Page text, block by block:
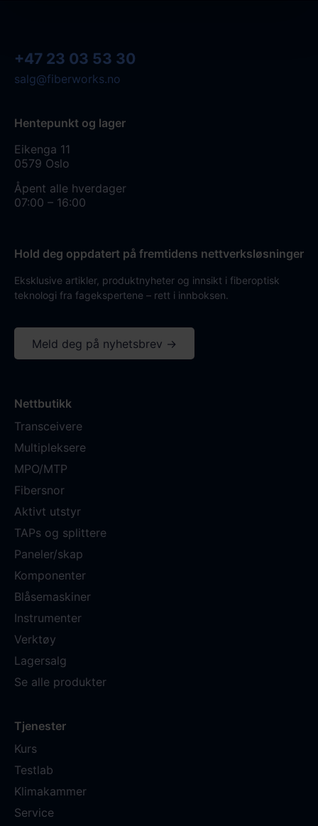
+47 23 03 53 30
salg@fiberworks.no
Hentepunkt og lager
Eikenga 11
0579 Oslo
Åpent alle hverdager
07:00 – 16:00
Hold deg oppdatert på fremtidens nettverksløsninger
Eksklusive artikler, produktnyheter og innsikt i fiberoptisk
teknologi fra fagekspertene – rett i innboksen.
Meld deg på nyhetsbrev →
Nettbutikk
Transceivere
Multipleksere
MPO/MTP
Fibersnor
Aktivt utstyr
TAPs og splittere
Paneler/skap
Komponenter
Blåsemaskiner
Instrumenter
Verktøy
Lagersalg
Se alle produkter
Tjenester
Kurs
Testlab
Klimakammer
Service